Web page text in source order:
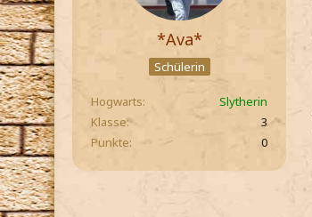
*Ava*
Schülerin
Hogwarts
Slytherin
Klasse
3
Punkte
0